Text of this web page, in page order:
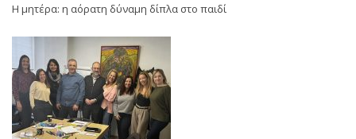
Η μητέρα: η αόρατη δύναμη δίπλα στο παιδί